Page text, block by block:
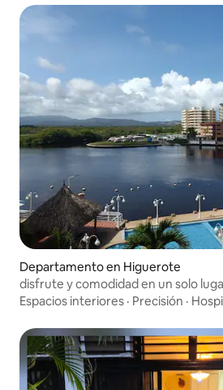
Departamento en Higuerote
disfrute y comodidad en un solo
Espacios interiores · Precisión ·